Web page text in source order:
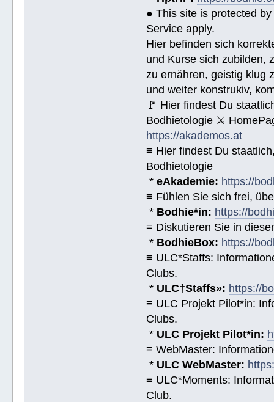
● This site is protected
Service apply.
Hier befinden sich
und Kurse sich zubilden,
zu ernähren, geistig klug
und weiter konstrukiv,
🚩 Hier findest Du
Bodhietologie ⚔
https://akademos.at
≡ Hier findest Du
Bodhietologie
*eAkademie: https://
≡ Fühlen Sie sich frei,
* Bodhie*in: https://
≡ Diskutieren Sie in
* BodhieBox: https://
≡ ULC*Staffs:
Clubs.
* ULC†Staffs»: https://
≡ ULC Projekt Pilot*in:
Clubs.
* ULC Projekt Pilot*in:
≡ WebMaster:
* ULC WebMaster:
≡ ULC*Moments:
Club.